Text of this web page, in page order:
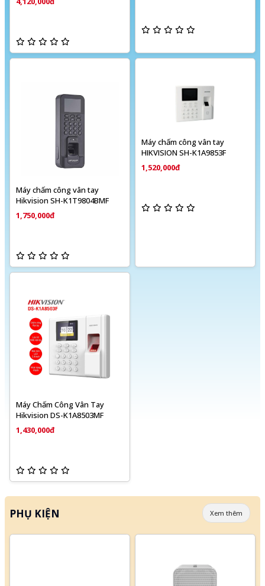
Máy chấm công vân tay
Hikvision SH-K1T9804BMF
1,750,000đ
Máy chấm công vân tay
HIKVISION SH-K1A9853F
1,520,000đ
Máy Chấm Công Vân Tay
Hikvision DS-K1A8503MF
1,430,000đ
PHỤ KIỆN Xem thêm